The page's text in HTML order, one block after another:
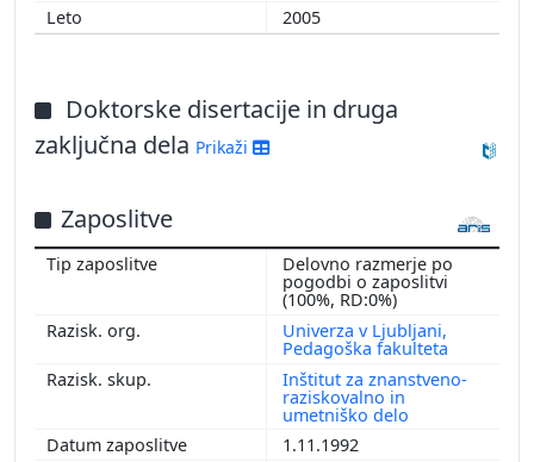
2005
Doktorske disertacije in druga
zaključna dela Prikaži
Zaposlitve
Delovno razmerje po
pogodbi o zaposlitvi
(100%, RD:0%)
Univerza v Ljubljani,
Pedagoška fakulteta
Inštitut za znanstveno-
raziskovalno in
umetniško delo
1.11.1992